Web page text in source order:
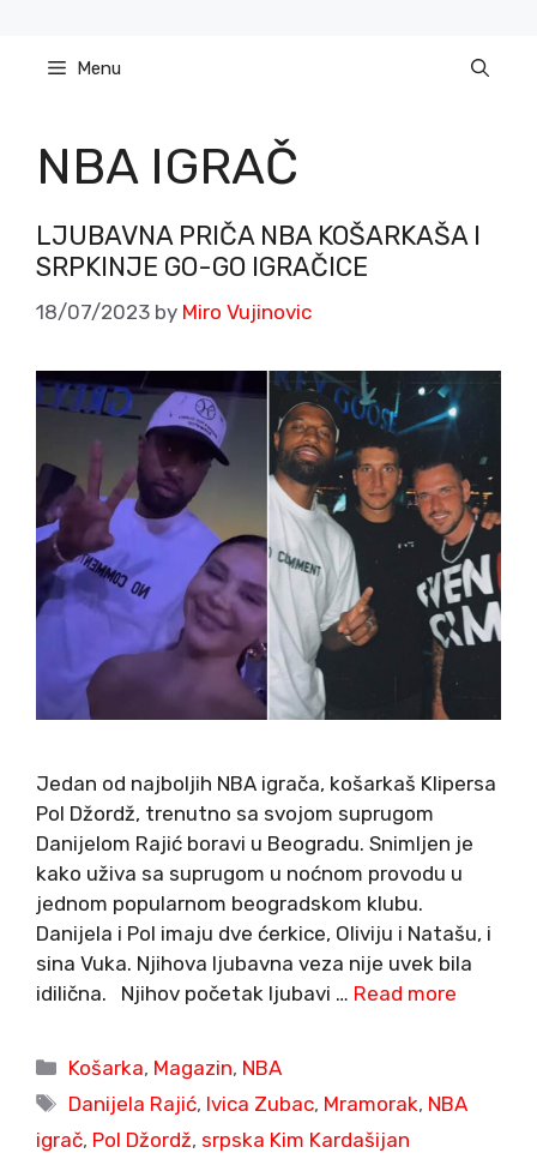
content Menu
NBA IGRAČ
LJUBAVNA PRIČA NBA KOŠARKAŠA I
SRPKINJE GO-GO IGRAČICE
18/07/2023 by Miro Vujinovic
Jedan od najboljih NBA igrača, košarkaš Klipersa
Pol Džordž, trenutno sa svojom suprugom
Danijelom Rajić boravi u Beogradu. Snimljen je
kako uživa sa suprugom u noćnom provodu u
jednom popularnom beogradskom klubu.
Danijela i Pol imaju dve ćerkice, Oliviju i Natašu, i
sina Vuka. Njihova ljubavna veza nije uvek bila
idilična. Njihov početak ljubavi … Read more
Categories
Košarka, Magazin, NBA
Tags
Danijela Rajić, Ivica Zubac, Mramorak, NBA
igrač, Pol Džordž, srpska Kim Kardašijan